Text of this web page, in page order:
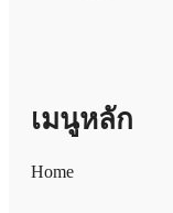
เมนูหลัก
Home